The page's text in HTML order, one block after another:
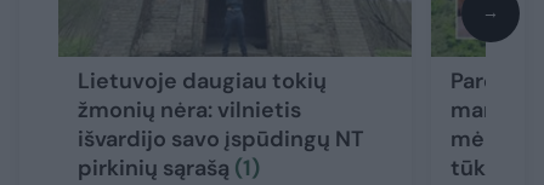
Lietuvoje daugiau tokių
žmonių nėra: vilnietis
išvardijo savo įspūdingų NT
pirkinių sąrašą (1)
marių
→